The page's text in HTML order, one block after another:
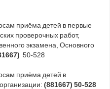
приёма детей в первые
проверочных работ,
экзамена, Основного
50-528
приёма детей в
(881667) 50-528